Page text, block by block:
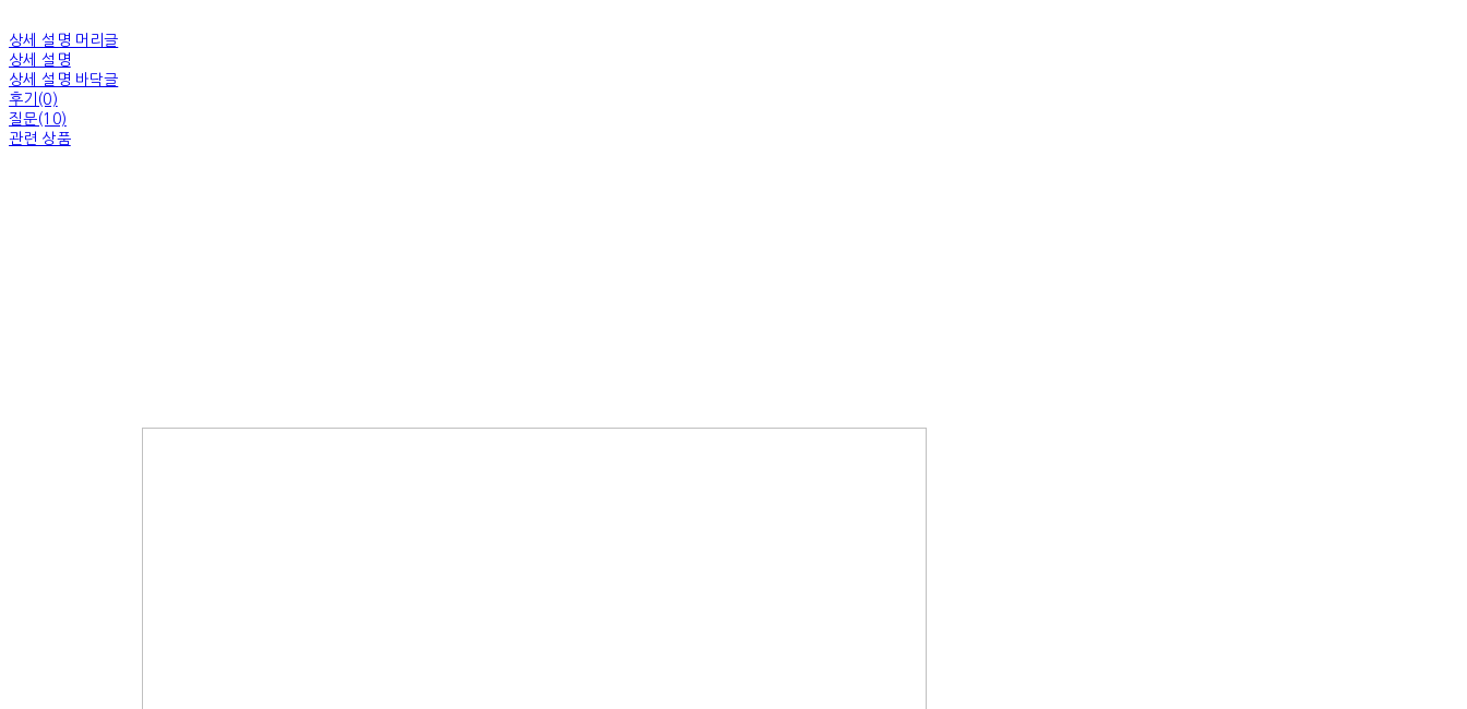
상세 설명 머리글
상세 설명
상세 설명 바닥글
후기(0)
질문(10)
관련 상품